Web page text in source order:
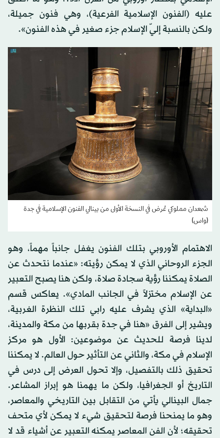
عليه (الفنون الإسلامية الفرعية)، وهي فنون جميلة،
ولكن بالنسبة إليّ الإسلام جزء صغير في هذه الفنون».
شمعدان مملوكي عُرض في النسخة الأولى من بينالي الفنون الإسلامية في جدة
(واس)
الاهتمام الأوروبي بتلك الفنون يغفل جانباً مهماً، وهو
الجزء الروحاني الذي لا يمكن رؤيته: «عندما نتحدث عن
الصلاة يمكننا رؤية سجادة صلاة، ولكن هنا يصبح التعبير
عن الإسلام مختزلاً في الجانب المادي». يعاكس قسم
«البداية» الذي يشرف عليه رابي تلك النظرة الغربية،
ويشير إلى الفرق «هنا في جدة بقربها من مكة والمدينة،
لدينا فرصة للحديث عن موضوعين: الأول هو مركز
الإسلام في مكة، والثاني عن التأثير حول العالم. لا يمكننا
تحقيق ذلك بالتفصيل، وإلا تحول العرض إلى درس في
التاريخ أو الجغرافيا، ولكن ما يهمنا هو إبراز المشاعر.
جمال البينالي يأتي من التقابل بين التاريخي والمعاصر،
وهو ما يمنحنا فرصة لتحقيق شيء لا يمكن لأي متحف
تحقيقه؛ لأن الفن المعاصر يمكنه التعبير عن أشياء قد لا